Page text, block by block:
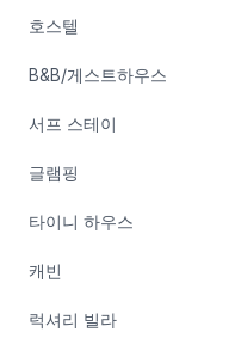
호스텔
B&B/게스트하우스
서프 스테이
글램핑
타이니 하우스
캐빈
럭셔리 빌라